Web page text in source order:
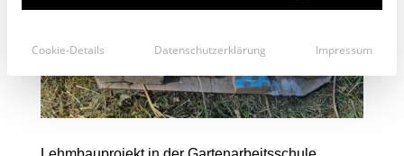
Cookie-Details Datenschutzerklärung Impressum